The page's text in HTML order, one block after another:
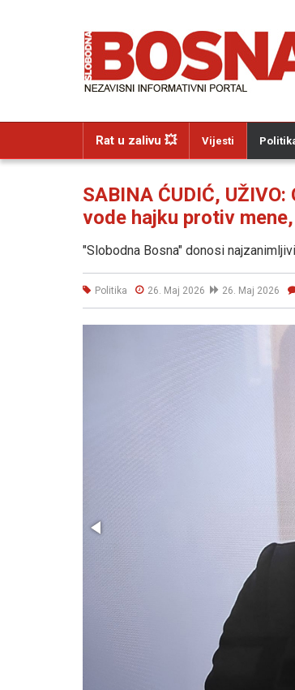
Rat u zalivu 💥 Vijesti
SABINA ĆUDIĆ,
vode hajku protiv
"Slobodna Bosna" donosi
Politika 26. Maj 2026 26. Maj 2026